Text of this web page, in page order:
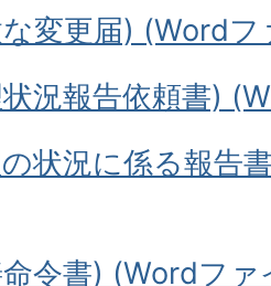
変更届) (Wordフ
況報告依頼書)
状況に係る報告
令書) (Wordファ